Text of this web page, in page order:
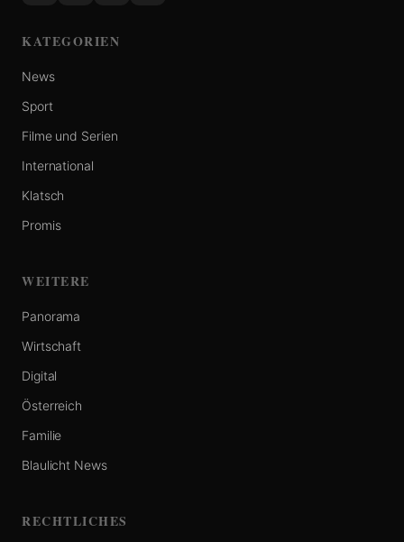
KATEGORIEN
News
Sport
Filme und Serien
International
Klatsch
Promis
WEITERE
Panorama
Wirtschaft
Digital
Österreich
Familie
Blaulicht News
RECHTLICHES